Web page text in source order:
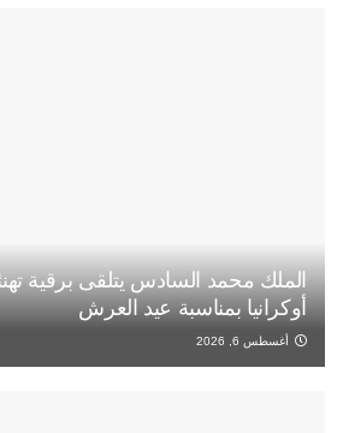
الملك محمد السادس يتلقى برقية
أوكرانيا بمناسبة عيد العرش
أغسطس 6, 2026